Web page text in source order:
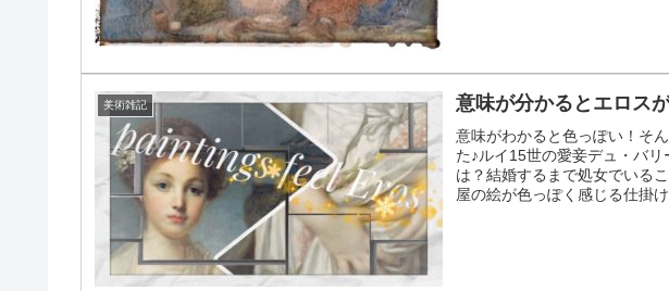
美術雑記 意味が分かるとエロス
意味がわかると色っぽい！そ
た♪ルイ15世の愛妾デュ・バ
は？結婚するまで処女でいる
屋の絵が色っぽく感じる仕掛